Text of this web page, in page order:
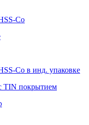
Co
Co в инд. упаковке
TIN покрытием